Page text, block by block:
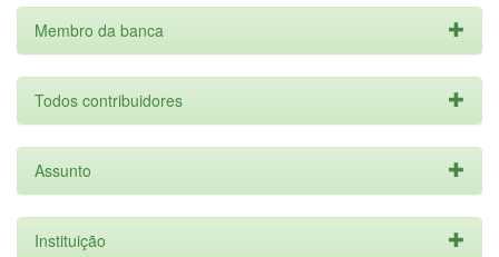
Membro da banca
Todos contribuidores
Assunto
Instituição